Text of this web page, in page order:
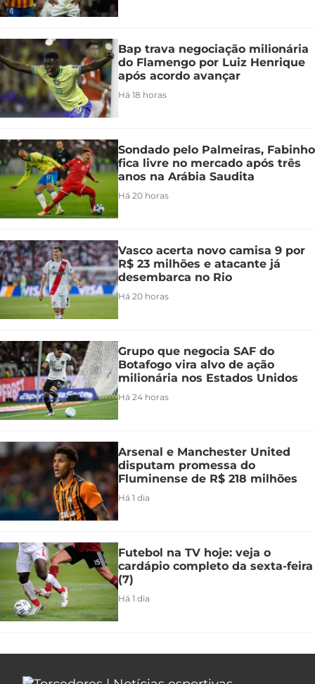
Bap trava negociação milionária
do Flamengo por Luiz Henrique
após acordo avançar
Há 18 horas
Sondado pelo Palmeiras, Fabinho
fica livre no mercado após três
anos na Arábia Saudita
Há 20 horas
Vasco acerta novo camisa 9 por
R$ 23 milhões e atacante já
desembarca no Rio
Há 20 horas
Grupo que negocia SAF do
Botafogo vira alvo de ação
milionária nos Estados Unidos
Há 24 horas
Arsenal e Manchester United
disputam promessa do
Fluminense de R$ 218 milhões
Há 1 dia
Futebol na TV hoje: veja o
cardápio completo da sexta-feira
(7)
Há 1 dia